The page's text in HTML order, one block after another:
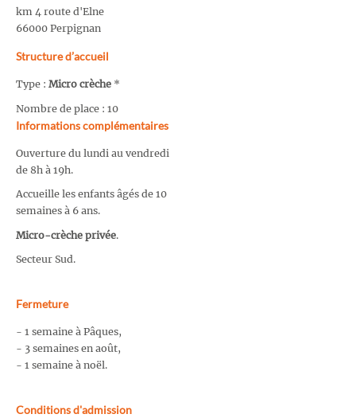
km 4 route d'Elne
66000 Perpignan
Structure d’accueil
Type : Micro crèche *
Nombre de place : 10
Informations complémentaires
Ouverture du lundi au vendredi
de 8h à 19h.
Accueille les enfants âgés de 10
semaines à 6 ans.
Micro-crèche privée.
Secteur Sud.
Fermeture
- 1 semaine à Pâques,
- 3 semaines en août,
- 1 semaine à noël.
Conditions d'admission